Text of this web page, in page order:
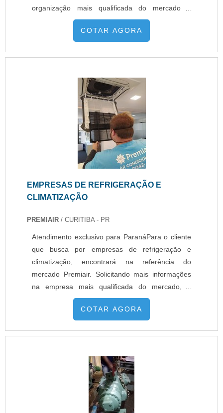
organização mais qualificada do mercado e
descobrindo a líder da área de atuação.É
importante lembrar que o serviço deve ser
de cuidado ajuda a garantir a qualidade e
COTAR AGORA
EMPRESAS DE REFRIGERAÇÃO E
CLIMATIZAÇÃO
PREMIAIR / CURITIBA - PR
Atendimento exclusivo para ParanáPara o cliente
que busca por empresas de refrigeração e
climatização, encontrará na referência do
mercado Premiair. Solicitando mais informações
na empresa mais qualificada do mercado, é
possível descobrir detalhes sobre a líder da área
de atuação.É importante lembrar que o serviço
Esse tipo de cuidado ajuda a garantir a qualidade
COTAR AGORA